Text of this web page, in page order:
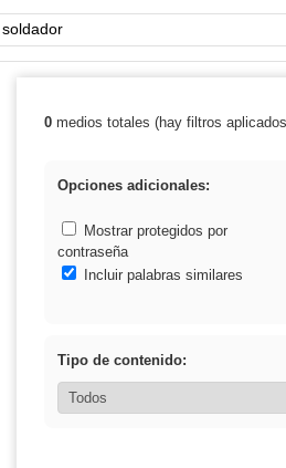
Palabra o frase:
Resultados de:
0medios totales (hay filtros
Opciones adicionales:
Mostrar protegidos por
contraseña
Incluir palabras similares
Tipo de contenido: